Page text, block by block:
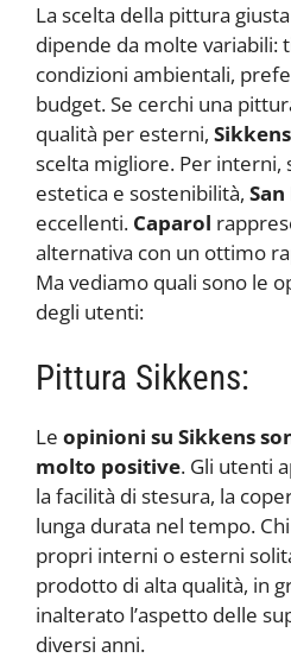
La scelta della pittura
dipende da molte variabili:
condizioni ambientali,
budget. Se cerchi una
qualità per esterni, Sikkens
scelta migliore. Per interni,
estetica e sostenibilità,
eccellenti. Caparol
alternativa con un ottimo
Ma vediamo quali sono le
degli utenti:
Pittura Sikkens:
Le opinioni su Sikkens
molto positive. Gli utenti
la facilità di stesura, la
lunga durata nel tempo.
propri interni o esterni
prodotto di alta qualità, in
inalterato l’aspetto delle
diversi anni.